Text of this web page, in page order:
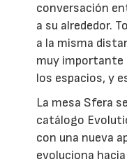
conversación
a su alrededor.
a la misma
muy importante
los espacios, y
La mesa Sfera
catálogo
con una nueva
evoluciona